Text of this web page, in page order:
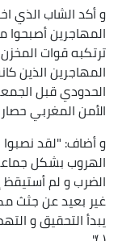
و أكد الشاب الذي
المهاجرين أصبحوا
ترتكبه قوات المخزن
المهاجرين الذين
الحدودي قبل
الأمن المغربي حصار
و أضاف: "لقد نصبوا
الهروب بشكل
الضرب و لم
غير بعيد عن جثث
يبدأ التحقيق و